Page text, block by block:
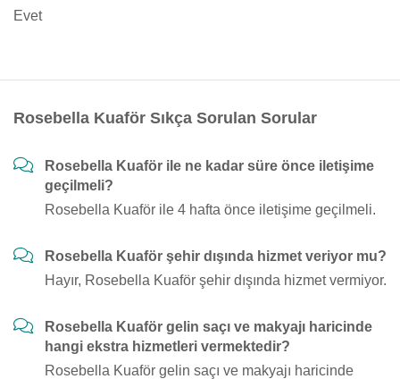
Evet
Rosebella Kuaför Sıkça Sorulan Sorular
Rosebella Kuaför ile ne kadar süre önce iletişime
geçilmeli?
Rosebella Kuaför ile 4 hafta önce iletişime geçilmeli.
Rosebella Kuaför şehir dışında hizmet veriyor mu?
Hayır, Rosebella Kuaför şehir dışında hizmet vermiyor.
Rosebella Kuaför gelin saçı ve makyajı haricinde
hangi ekstra hizmetleri vermektedir?
Rosebella Kuaför gelin saçı ve makyajı haricinde